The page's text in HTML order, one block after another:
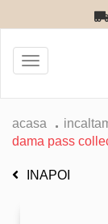
Toggle
navigation
acasa
dama pass
INAPOI